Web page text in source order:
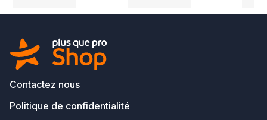
Contactez nous
Politique de confidentialité